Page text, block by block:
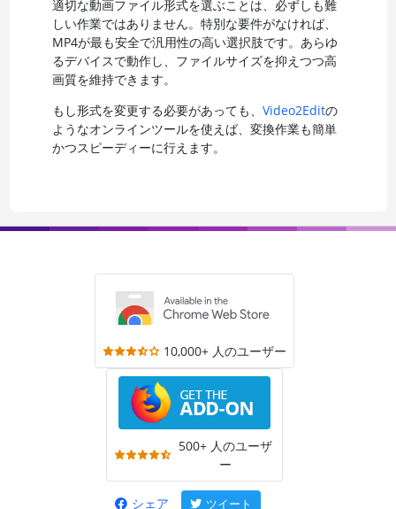
適切な動画ファイル形式を選ぶことは、必ずしも難
しい作業ではありません。特別な要件がなければ、
MP4が最も安全で汎用性の高い選択肢です。あらゆ
るデバイスで動作し、ファイルサイズを抑えつつ高
画質を維持できます。
もし形式を変更する必要があっても、 Video2Editの
ようなオンラインツールを使えば、変換作業も簡単
かつスピーディーに行えます。
10,000+ 人のユーザー
500+ 人のユーザ
ー
シェア ツイート